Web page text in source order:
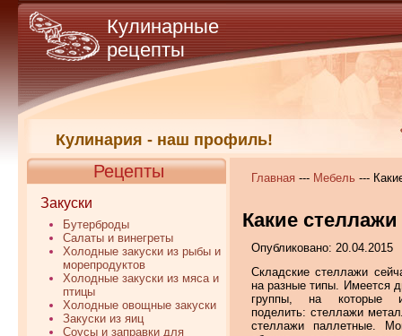
Кулинария - наш профиль!
Кулинарные
рецепты
Рецепты
Закуски
Бутерброды
Салаты и винегреты
Холодные закуски из рыбы и
морепродуктов
Холодные закуски из мяса и
птицы
Холодные овощные закуски
Закуски из яиц
Соусы и заправки для
Главная --- Мебель ---
Какие
Опубликовано: 20.04.2015
Складские стеллажи
на разные типы. Имеется
группы, на которые
поделить: стеллажи
стеллажи паллетные.